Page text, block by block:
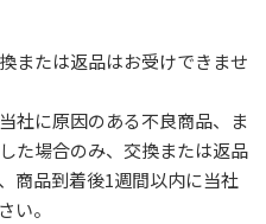
または返品はお受けできませ
社に原因のある不良商品、ま
た場合のみ、交換または返品
商品到着後1週間以内に当社
い。